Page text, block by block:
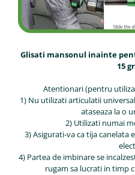
Glisati mansonul inainte
15
Atentionari (pentru
1) Nu utilizati articulatii
ataseaza la o
2) Utilizati numai
3) Asigurati-va ca tija canelata
4) Partea de imbinare se
rugam sa lucrati in timp